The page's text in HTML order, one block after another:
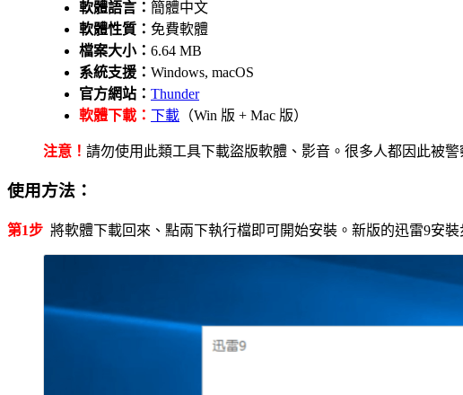
軟體語言： 簡體中文
軟體性質： 免費軟體
檔案大小： 6.64 MB
系統支援： Windows, macOS
官方網站： Thunder
軟體下載： 下載 （Win 版 + Mac 版）
注意！ 請勿使用此類工具下載盜版軟體、影音。很多人都因此被
使用方法：
第1步 將軟體下載回來、點兩下執行檔即可開始安裝。新版的迅雷9安